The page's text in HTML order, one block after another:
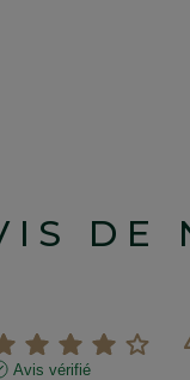
DE
Avis vérifié